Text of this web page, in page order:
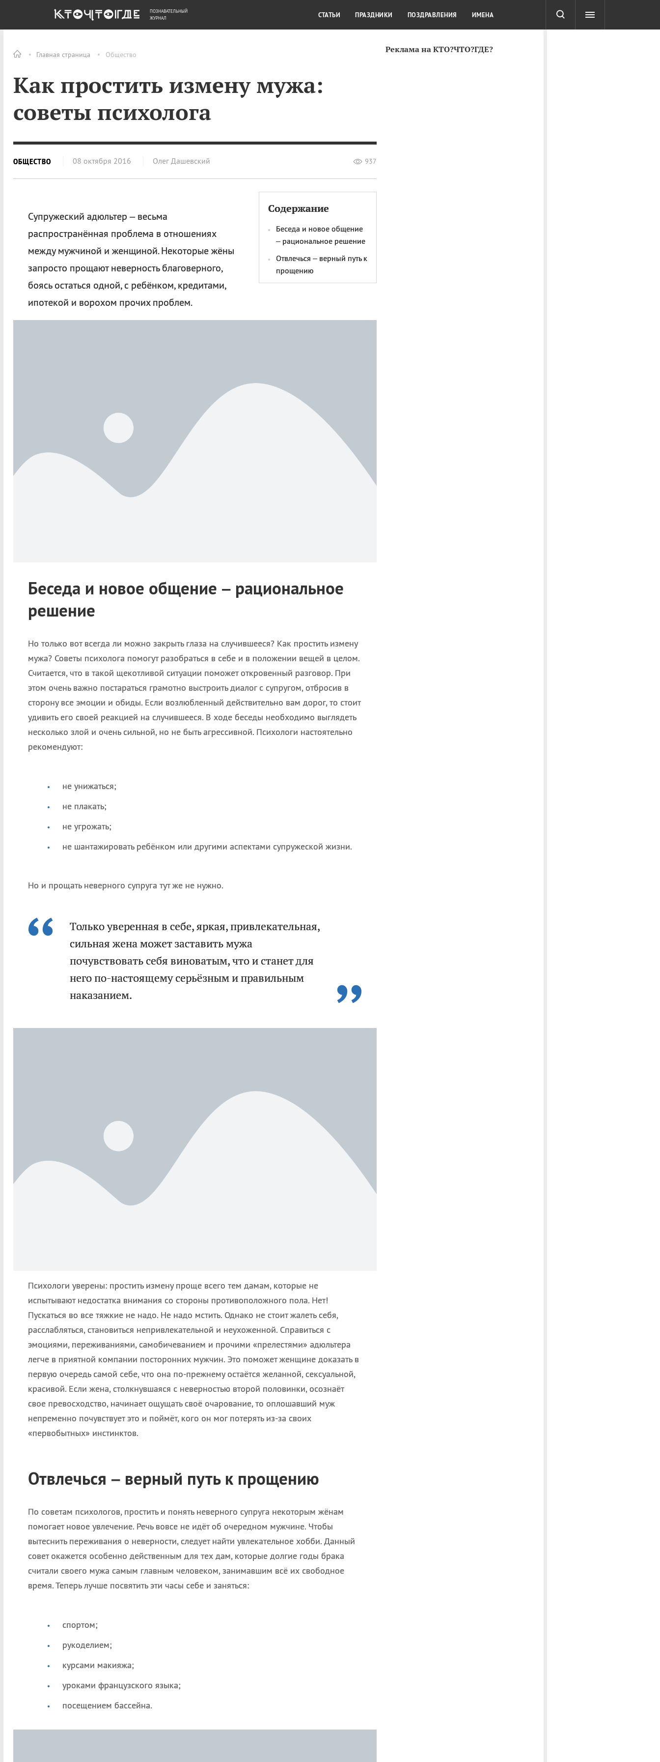
Главная страница Общество
Как простить измену мужа:
советы психолога
ОБЩЕСТВО 08 октября 2016 Олег Дашевский 937
Содержание
Беседа и новое общение
– рациональное решение
Отвлечься – верный путь к
прощению
Супружеский адюльтер – весьма
распространённая проблема в отношениях
между мужчиной и женщиной. Некоторые жёны
запросто прощают неверность благоверного,
боясь остаться одной, с ребёнком, кредитами,
ипотекой и ворохом прочих проблем.
Беседа и новое общение – рациональное
решение
Но только вот всегда ли можно закрыть глаза на случившееся? Как простить измену
мужа? Советы психолога помогут разобраться в себе и в положении вещей в целом.
Считается, что в такой щекотливой ситуации поможет откровенный разговор. При
этом очень важно постараться грамотно выстроить диалог с супругом, отбросив в
сторону все эмоции и обиды. Если возлюбленный действительно вам дорог, то стоит
удивить его своей реакцией на случившееся. В ходе беседы необходимо выглядеть
несколько злой и очень сильной, но не быть агрессивной. Психологи настоятельно
рекомендуют:
не унижаться;
не плакать;
не угрожать;
не шантажировать ребёнком или другими аспектами супружеской жизни.
Но и прощать неверного супруга тут же не нужно.
Только уверенная в себе, яркая, привлекательная,
сильная жена может заставить мужа
почувствовать себя виноватым, что и станет для
него по-настоящему серьёзным и правильным
наказанием.
Психологи уверены: простить измену проще всего тем дамам, которые не
испытывают недостатка внимания со стороны противоположного пола. Нет!
Пускаться во все тяжкие не надо. Не надо мстить. Однако не стоит жалеть себя,
расслабляться, становиться непривлекательной и неухоженной. Справиться с
эмоциями, переживаниями, самобичеванием и прочими «прелестями» адюльтера
легче в приятной компании посторонних мужчин. Это поможет женщине доказать в
первую очередь самой себе, что она по-прежнему остаётся желанной, сексуальной,
красивой. Если жена, столкнувшаяся с неверностью второй половинки, осознаёт
свое превосходство, начинает ощущать своё очарование, то оплошавший муж
непременно почувствует это и поймёт, кого он мог потерять из-за своих
«первобытных» инстинктов.
Отвлечься – верный путь к прощению
По советам психологов, простить и понять неверного супруга некоторым жёнам
помогает новое увлечение. Речь вовсе не идёт об очередном мужчине. Чтобы
вытеснить переживания о неверности, следует найти увлекательное хобби. Данный
совет окажется особенно действенным для тех дам, которые долгие годы брака
считали своего мужа самым главным человеком, занимавшим всё их свободное
время. Теперь лучше посвятить эти часы себе и заняться:
спортом;
рукоделием;
курсами макияжа;
уроками французского языка;
посещением бассейна.
Реклама на КТО?ЧТО?ГДЕ?
ОБЩЕСТВО ДЕНЬГИ КУЛЬТУРА КРАСОТА ТЕСТЫ
ПОЗНАВАТЕЛЬНЫЙ
ЖУРНАЛ
СТАТЬИ ПРАЗДНИКИ ПОЗДРАВЛЕНИЯ ИМЕНА